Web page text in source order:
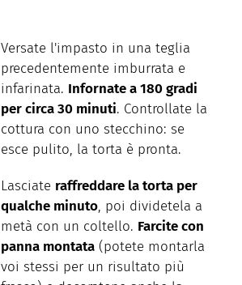
Versate l'impasto in una teglia
precedentemente imburrata e
infarinata. Infornate a 180 gradi
per circa 30 minuti. Controllate la
cottura con uno stecchino: se
esce pulito, la torta è pronta.
Lasciate raffreddare la torta per
qualche minuto, poi dividetela a
metà con un coltello. Farcite con
panna montata (potete montarla
voi stessi per un risultato più